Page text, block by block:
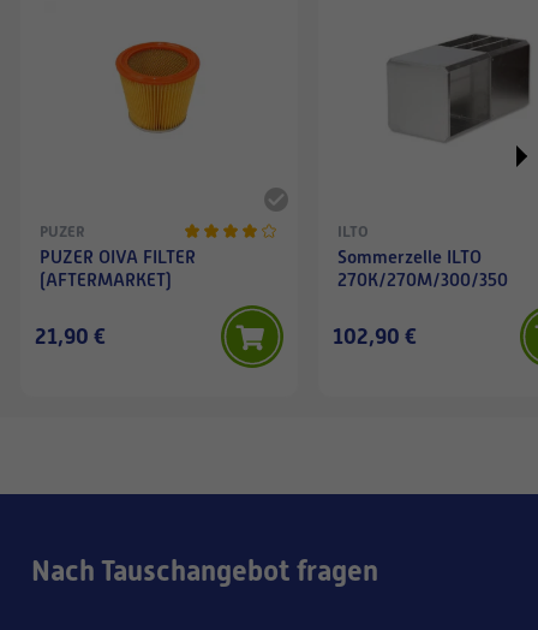
PUZER
PUZER OIVA FILTER
(AFTERMARKET)
21,90 €
ILTO
Sommerzelle ILTO
270K/270M/300/350
102,90 €
Nach Tauschangebot fragen